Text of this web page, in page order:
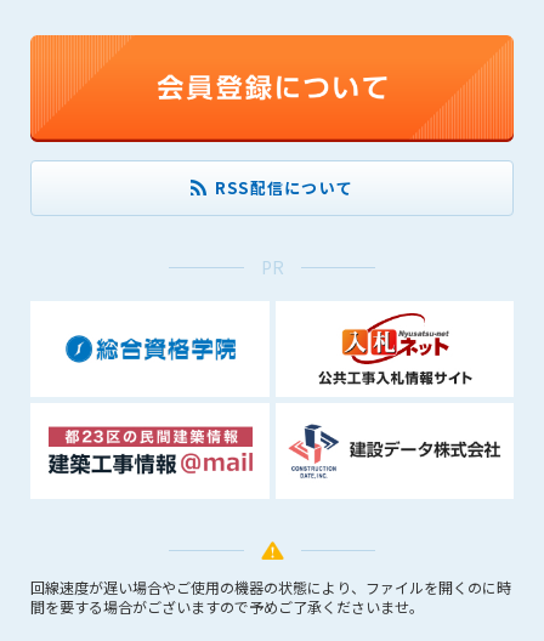
RSS配信について
PR
回線速度が遅い場合やご使用の機器の状態により、ファイルを開くのに時
間を要する場合がございますので予めご了承くださいませ。
第8条（サービスの変更・中止等）
管理者は、会員の承諾なく、本サービス内容の変更(新規追加、
廃止を含み)し、本サービスの運営を中止または廃止することが
できるものとします。これに起因する会員または他の第三者が
被った損害について管理者は､一切の責任をも負わないものと
第9条（会員の個人情報）
ビスの提供に関連して管理者が知り得た会員の個人情報（以下
する場合を除き、第三者に開示または提供しないものとしま
す。
(1) 会員が、自己の個人情報の開示に事前に同意している場合
(2) 個々の会員を特定できない統計的な処理をした形式で第三
者に提供する場合
(3) 第三者および管理者の権利、財産、安全等を保護するため
に必要であると管理者が判断した場合
管理者は、会員が登録した内容が以下に該当する、またはその
恐れのあるものは、会員の承諾なく削除できるものとします。